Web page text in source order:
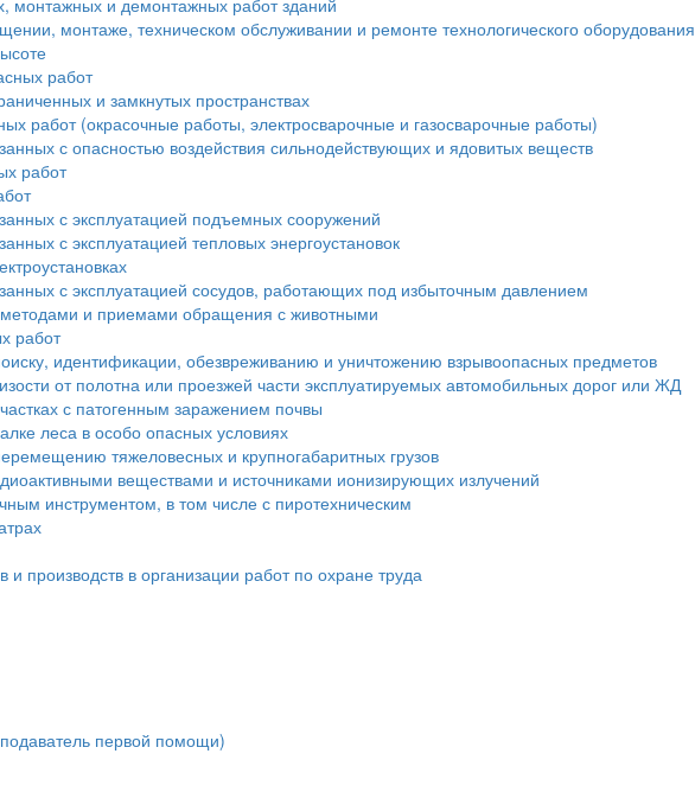
монтаже, техническом обслуживании и ремонте технологического оборудования
работ
и замкнутых пространствах
работ (окрасочные работы, электросварочные и газосварочные работы)
с опасностью воздействия сильнодействующих и ядовитых веществ
работ
с эксплуатацией подъемных сооружений
с эксплуатацией тепловых энергоустановок
с эксплуатацией сосудов, работающих под избыточным давлением
и приемами обращения с животными
работ
идентификации, обезвреживанию и уничтожению взрывоопасных предметов
от полотна или проезжей части эксплуатируемых автомобильных дорог или ЖД
с патогенным заражением почвы
леса в особо опасных условиях
тяжеловесных и крупногабаритных грузов
веществами и источниками ионизирующих излучений
инструментом, в том числе с пиротехническим
производств в организации работ по охране труда
первой помощи)